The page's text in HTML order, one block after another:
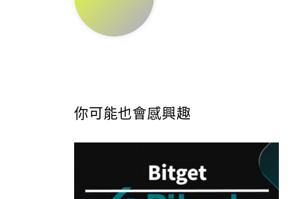
你可能也會感興趣